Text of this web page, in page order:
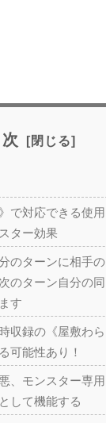
次
で対応できる使用
ター効果
のターンに相手の
のターン自分の同
す
収録の《屋敷わら
可能性あり！
、モンスター専用
して機能する